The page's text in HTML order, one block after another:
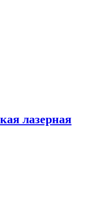
лазерная